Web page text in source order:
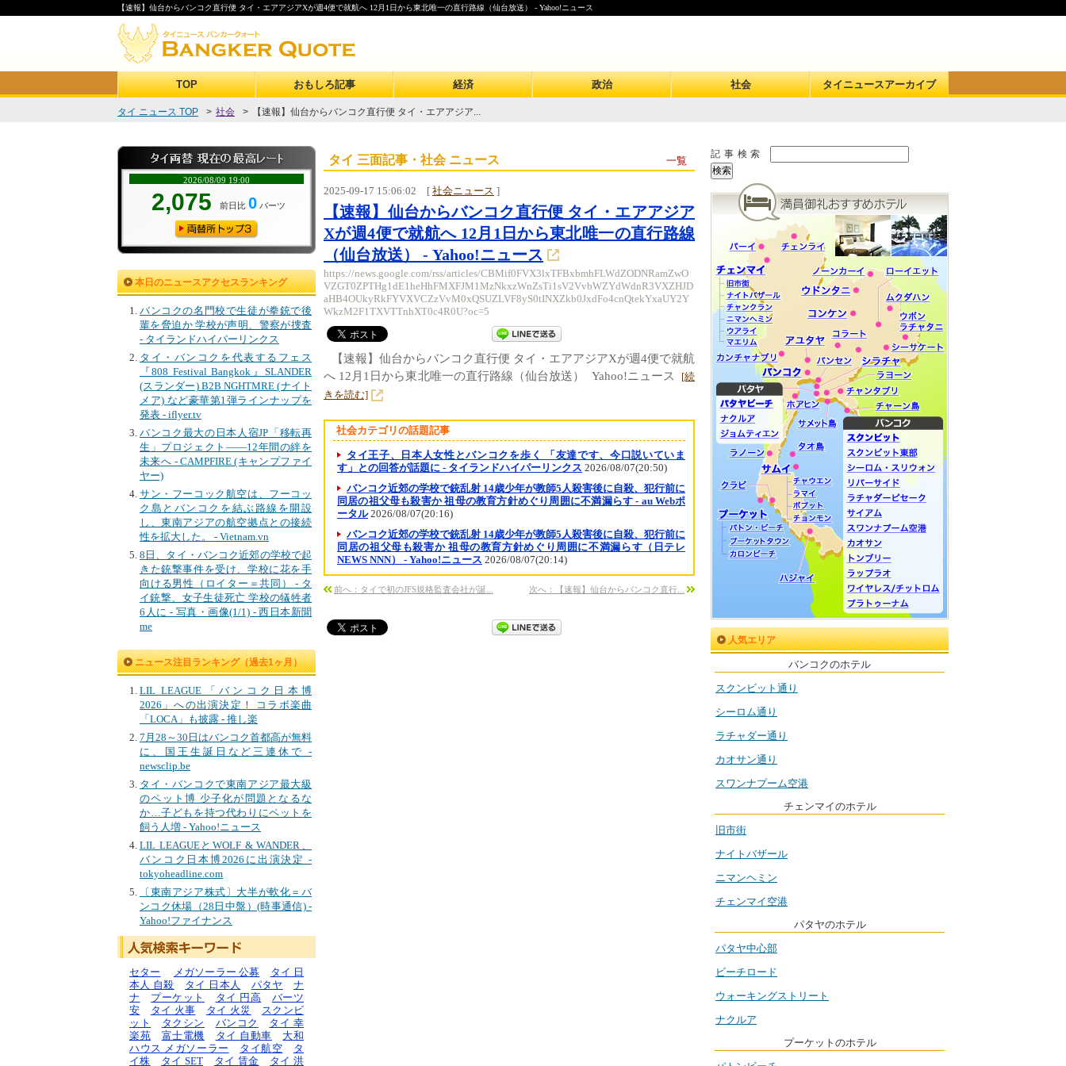
【速報】仙台からバンコク直行便 タイ・エアアジアXが週4便で就航へ 12月1日から東北唯一の直行路線（仙台放送） - Yahoo!ニュース
TOP おもしろ記事 経済 政治 社会 タイニュースアーカイブ
タイ ニュース TOP > 社会 > 【速報】仙台からバンコク直行便 タイ・エアアジア...
本日のニュースアクセスランキング
バンコクの名門校で生徒が拳銃で後
輩を脅迫か 学校が声明、警察が捜査
- タイランドハイパーリンクス
タイ・バンコクを代表するフェス
『808 Festival Bangkok』SLANDER
(スランダー) B2B NGHTMRE (ナイト
メア) など豪華第1弾ラインナップを
発表 - iflyer.tv
バンコク最大の日本人宿JP「移転再
生」プロジェクト――12年間の絆を
未来へ - CAMPFIRE (キャンプファイ
ヤー)
サン・フーコック航空は、フーコッ
ク島とバンコクを結ぶ路線を開設
し、東南アジアの航空拠点との接続
性を拡大した。 - Vietnam.vn
8日、タイ・バンコク近郊の学校で起
きた銃撃事件を受け、学校に花を手
向ける男性（ロイター＝共同） - タ
イ銃撃、女子生徒死亡 学校の犠牲者
6人に - 写真・画像(1/1) - 西日本新聞
me
ニュース注目ランキング（過去1ヶ月）
LIL LEAGUE「バンコク日本博
2026」への出演決定！ コラボ楽曲
「LOCA」も披露 - 推し楽
7月28～30日はバンコク首都高が無料
に、国王生誕日など三連休で -
newsclip.be
タイ・バンコクで東南アジア最大級
のペット博 少子化が問題となるな
か…子どもを持つ代わりにペットを
飼う人増 - Yahoo!ニュース
LIL LEAGUEとWOLF & WANDER、
バンコク日本博2026に出演決定 -
tokyoheadline.com
〔東南アジア株式〕大半が軟化＝バ
ンコク休場（28日中盤）(時事通信) -
Yahoo!ファイナンス
セター メガソーラー 公募
タイ 日
本人 自殺
タイ 日本人 パタヤ
ナ
ナ
プーケット タイ 円高
バーツ
安
タイ 火事 タイ 火災
スクンビ
ット
タクシン バンコク
タイ 幸
楽苑
富士電機 タイ 自動車
大和
ハウス メガソーラー
タイ航空
タ
イ株
タイ SET タイ 賃金 タイ 洪
タイ 三面記事・社会 ニュース 一覧
2025-09-17 15:06:02 [ 社会ニュース ]
【速報】仙台からバンコク直行便 タイ・エアアジア
Xが週4便で就航へ 12月1日から東北唯一の直行路線
（仙台放送） - Yahoo!ニュース
https://news.google.com/rss/articles/CBMif0FVX3lxTFBxbmhFLWdZODNRamZwO
VZGT0ZPTHg1dE1heHhFMXFJM1MzNkxzWnZsTi1sV2VvbWZYdWdnR3VXZHJD
aHB4OUkyRkFYVXVCZzVvM0xQSUZLVF8yS0tINXZkb0JxdFo4cnQtekYxaUY2Y
WkzM2F1TXVTTnhXT0c4R0U?oc=5
【速報】仙台からバンコク直行便 タイ・エアアジアXが週4便で就航
へ 12月1日から東北唯一の直行路線（仙台放送） Yahoo!ニュース
[続
きを読む]
社会カテゴリの話題記事
タイ王子、日本人女性とバンコクを歩く 「友達です、今口説いていま
す」との回答が話題に - タイランドハイパーリンクス 2026/08/07(20:50)
バンコク近郊の学校で銃乱射 14歳少年が教師5人殺害後に自殺、犯行前に
同居の祖父母も殺害か 祖母の教育方針めぐり周囲に不満漏らす - au Webポ
ータル2026/08/07(20:16)
バンコク近郊の学校で銃乱射 14歳少年が教師5人殺害後に自殺、犯行前に
同居の祖父母も殺害か 祖母の教育方針めぐり周囲に不満漏らす（日テレ
NEWS NNN） - Yahoo!ニュース 2026/08/07(20:14)
前へ：タイで初のJFS規格監査会社が誕... 次へ：【速報】仙台からバンコク直行...
記事検索